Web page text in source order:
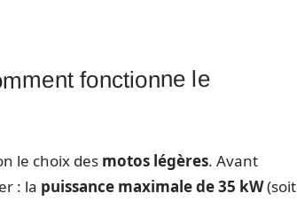
fonctionne le
le choix des motos légères. Avant
: la puissance maximale de 35 kW(soit